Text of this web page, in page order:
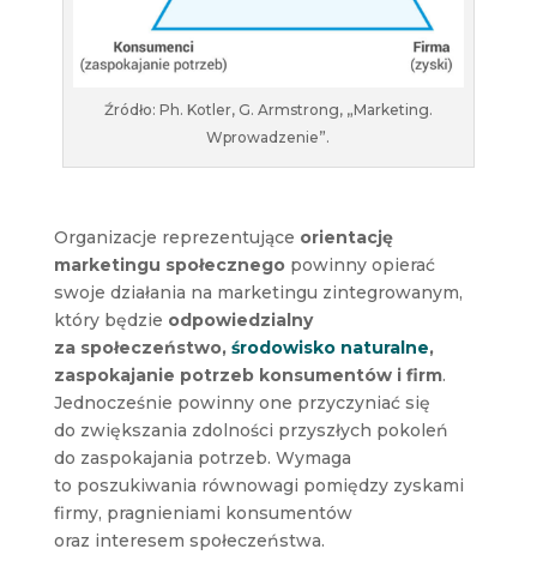
Źródło: Ph. Kotler, G. Armstrong, „Marketing.
Wprowadzenie”.
Organizacje reprezentujące orientację
marketingu społecznegopowinny opierać
swoje działania na marketingu zintegrowanym,
który będzie odpowiedzialny
za społeczeństwo, środowisko naturalne,
zaspokajanie potrzeb konsumentów i firm.
Jednocześnie powinny one przyczyniać się
do zwiększania zdolności przyszłych pokoleń
do zaspokajania potrzeb. Wymaga
to poszukiwania równowagi pomiędzy zyskami
firmy, pragnieniami konsumentów
oraz interesem społeczeństwa.